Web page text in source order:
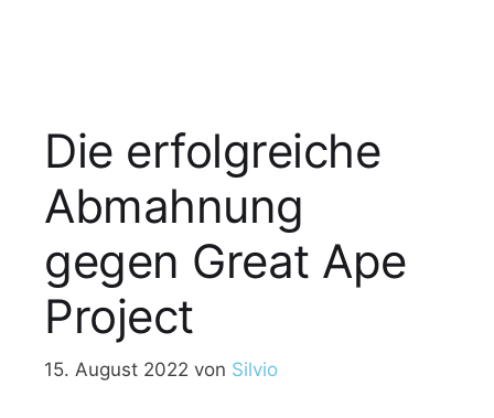
Die erfolgreiche
Abmahnung
gegen Great Ape
Project
15. August 2022 von Silvio